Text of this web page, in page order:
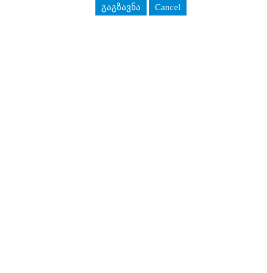
გაგზავნა Cancel